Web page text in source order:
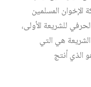
الإخوان المسلمين
للشريعة الأولى،
هي التي
الذي أنتج